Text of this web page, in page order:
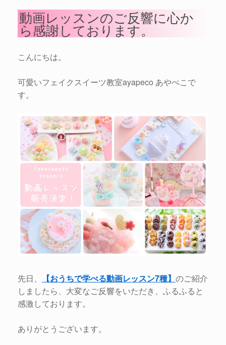
動画レッスンのご反響に心か
ら感謝しております。
こんにちは。
可愛いフェイクスイーツ教室ayapeco あやぺこで
す。
先日、 【おうちで学べる動画レッスン7種】 のご紹介
しましたら、大変なご反響をいただき、ふるふると
感激しております。
ありがとうございます。